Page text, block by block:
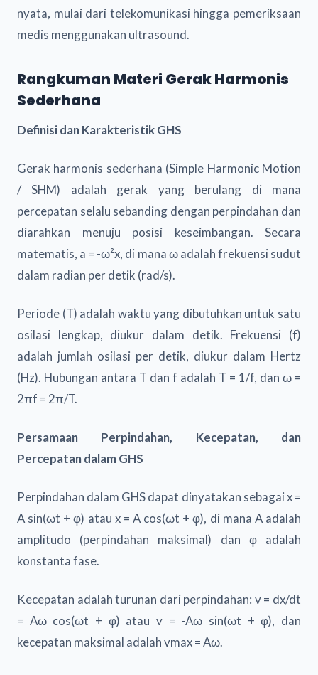
nyata, mulai dari telekomunikasi hingga pemeriksaan
medis menggunakan ultrasound.
Rangkuman Materi Gerak Harmonis
Sederhana
Definisi dan Karakteristik GHS
Gerak harmonis sederhana (Simple Harmonic Motion
/ SHM) adalah gerak yang berulang di mana
percepatan selalu sebanding dengan perpindahan dan
diarahkan menuju posisi keseimbangan. Secara
matematis, a = -ω²x, di mana ω adalah frekuensi sudut
dalam radian per detik (rad/s).
Periode (T) adalah waktu yang dibutuhkan untuk satu
osilasi lengkap, diukur dalam detik. Frekuensi (f)
adalah jumlah osilasi per detik, diukur dalam Hertz
(Hz). Hubungan antara T dan f adalah T = 1/f, dan ω =
2πf = 2π/T.
Persamaan Perpindahan, Kecepatan, dan
Percepatan dalam GHS
Perpindahan dalam GHS dapat dinyatakan sebagai x =
A sin(ωt + φ) atau x = A cos(ωt + φ), di mana A adalah
amplitudo (perpindahan maksimal) dan φ adalah
konstanta fase.
Kecepatan adalah turunan dari perpindahan: v = dx/dt
= Aω cos(ωt + φ) atau v = -Aω sin(ωt + φ), dan
kecepatan maksimal adalah vmax = Aω.